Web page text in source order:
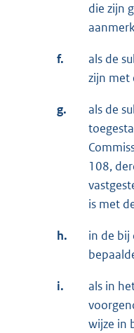
die zijn
f.
als de
zijn met
g.
als de
108,
is met
h.
in de bij
i.
als in
wijze in